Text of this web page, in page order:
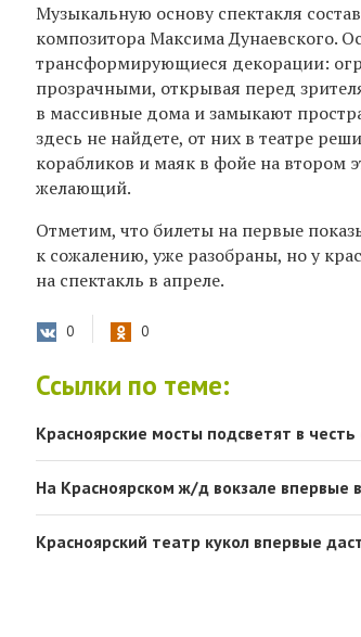
Музыкальную основу спектакля
композитора Максима Дунаевского.
трансформирующиеся декорации:
прозрачными, открывая перед
в массивные дома и замыкают
здесь не найдете, от них в театре
корабликов и маяк в фойе на втором
желающий.
Отметим, что билеты на первые
к сожалению, уже разобраны, но у
на спектакль в апреле.
0 0
Ссылки по теме:
Красноярские мосты подсветят в
На Красноярском ж/д вокзале впервые
Красноярский театр кукол впервые